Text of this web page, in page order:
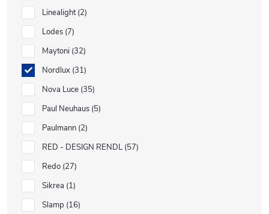
Linealight 2
Lodes 7
Maytoni 32
Nordlux 31
Nova Luce 35
Paul Neuhaus 5
Paulmann 2
RED - DESIGN RENDL 57
Redo 27
Sikrea 1
Slamp 16